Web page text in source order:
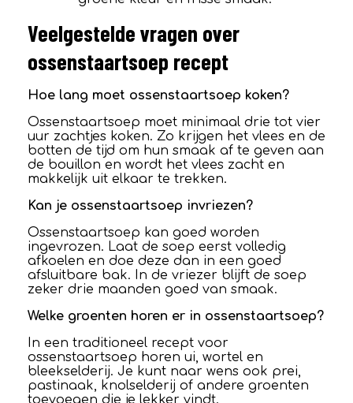
Veelgestelde vragen over
ossenstaartsoep recept
Hoe lang moet ossenstaartsoep koken?
Ossenstaartsoep moet minimaal drie tot vier
uur zachtjes koken. Zo krijgen het vlees en de
botten de tijd om hun smaak af te geven aan
de bouillon en wordt het vlees zacht en
makkelijk uit elkaar te trekken.
Kan je ossenstaartsoep invriezen?
Ossenstaartsoep kan goed worden
ingevrozen. Laat de soep eerst volledig
afkoelen en doe deze dan in een goed
afsluitbare bak. In de vriezer blijft de soep
zeker drie maanden goed van smaak.
Welke groenten horen er in ossenstaartsoep?
In een traditioneel recept voor
ossenstaartsoep horen ui, wortel en
bleekselderij. Je kunt naar wens ook prei,
pastinaak, knolselderij of andere groenten
toevoegen die je lekker vindt.